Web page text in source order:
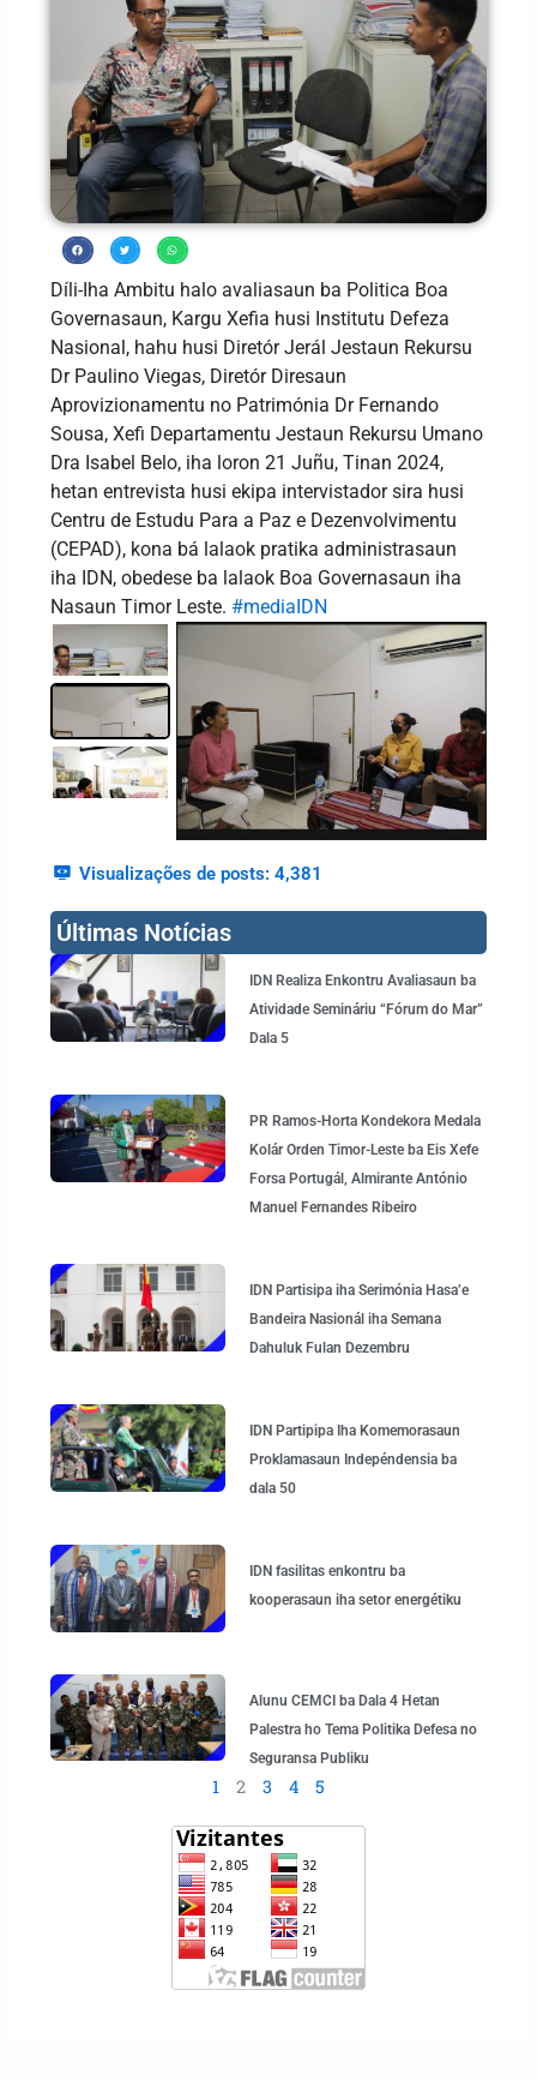
Díli-Iha Ambitu halo avaliasaun ba Politica Boa
Governasaun, Kargu Xefia husi Institutu Defeza
Nasional, hahu husi Diretór Jerál Jestaun Rekursu
Dr Paulino Viegas, Diretór Diresaun
Aprovizionamentu no Patrimónia Dr Fernando
Sousa, Xefi Departamentu Jestaun Rekursu Umano
Dra Isabel Belo, iha loron 21 Juñu, Tinan 2024,
hetan entrevista husi ekipa intervistador sira husi
Centru de Estudu Para a Paz e Dezenvolvimentu
(CEPAD), kona bá lalaok pratika administrasaun
iha IDN, obedese ba lalaok Boa Governasaun iha
Nasaun Timor Leste. #mediaIDN
Visualizações de posts: 4,381
Últimas Notícias
IDN Realiza Enkontru Avaliasaun ba
Atividade Semináriu “Fórum do Mar”
Dala 5
PR Ramos-Horta Kondekora Medala
Kolár Orden Timor-Leste ba Eis Xefe
Forsa Portugál, Almirante António
Manuel Fernandes Ribeiro
IDN Partisipa iha Serimónia Hasa’e
Bandeira Nasionál iha Semana
Dahuluk Fulan Dezembru
IDN Partipipa Iha Komemorasaun
Proklamasaun Indepéndensia ba
dala 50
IDN fasilitas enkontru ba
kooperasaun iha setor energétiku
Alunu CEMCI ba Dala 4 Hetan
Palestra ho Tema Politika Defesa no
Seguransa Publiku
Page
1 2 3 4 5